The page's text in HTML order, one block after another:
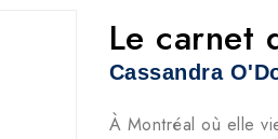
Le carnet
Cassandra
À Montréal où elle